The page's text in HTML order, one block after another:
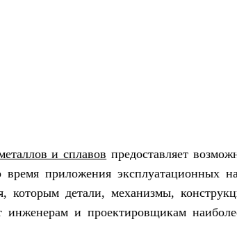
и сплавов предоставляет
приложения эксплуатационных
которым детали, механизмы,
инженерам и проектировщикам